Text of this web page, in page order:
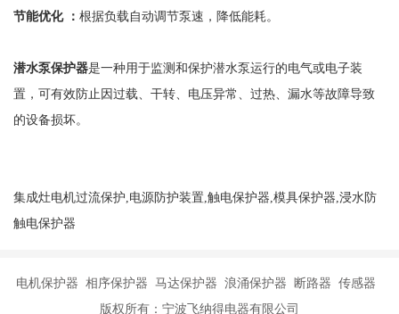
节能优化
： 根据负载自动调节泵速，降低能耗。
潜水泵保护器是一种用于监测和保护潜水泵运行的电气或电子装
置，可有效防止因过载、干转、电压异常、过热、漏水等故障导致
的设备损坏。
集成灶电机过流保护,电源防护装置,触电保护器,模具保护器,浸水防
触电保护器
电机保护器 相序保护器 马达保护器 浪涌保护器 断路器 传感器
版权所有：宁波飞纳得电器有限公司